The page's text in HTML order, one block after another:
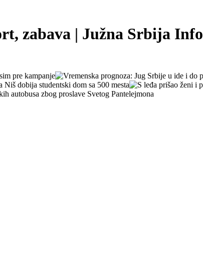
zabava | Južna Srbija Info